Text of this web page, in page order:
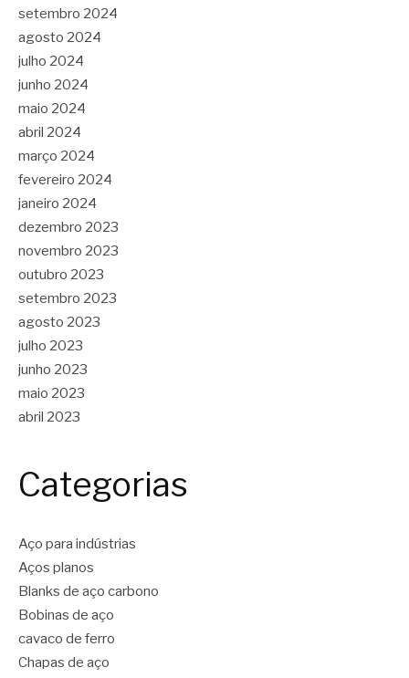
setembro 2024
agosto 2024
julho 2024
junho 2024
maio 2024
abril 2024
março 2024
fevereiro 2024
janeiro 2024
dezembro 2023
novembro 2023
outubro 2023
setembro 2023
agosto 2023
julho 2023
junho 2023
maio 2023
abril 2023
Categorias
Aço para indústrias
Aços planos
Blanks de aço carbono
Bobinas de aço
cavaco de ferro
Chapas de aço